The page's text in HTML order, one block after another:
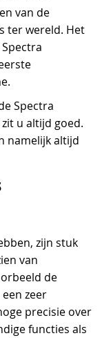
van de
ter wereld. Het
Spectra
u altijd goed.
namelijk altijd
zijn stuk
van
de
zeer
precisie over
functies als